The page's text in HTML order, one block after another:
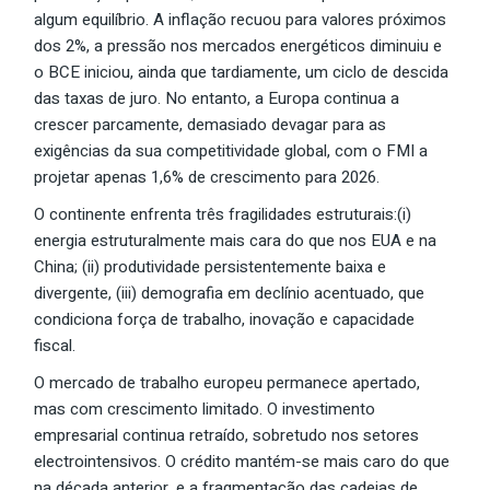
algum equilíbrio. A inflação recuou para valores próximos
dos 2%, a pressão nos mercados energéticos diminuiu e
o BCE iniciou, ainda que tardiamente, um ciclo de descida
das taxas de juro. No entanto, a Europa continua a
crescer parcamente, demasiado devagar para as
exigências da sua competitividade global, com o FMI a
projetar apenas 1,6% de crescimento para 2026.
O continente enfrenta três fragilidades estruturais:(i)
energia estruturalmente mais cara do que nos EUA e na
China; (ii) produtividade persistentemente baixa e
divergente, (iii) demografia em declínio acentuado, que
condiciona força de trabalho, inovação e capacidade
fiscal.
O mercado de trabalho europeu permanece apertado,
mas com crescimento limitado. O investimento
empresarial continua retraído, sobretudo nos setores
electrointensivos. O crédito mantém-se mais caro do que